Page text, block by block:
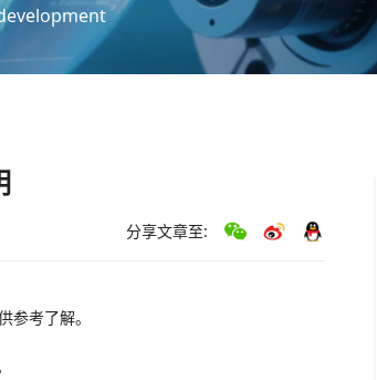
分享文章至:
参考了解。